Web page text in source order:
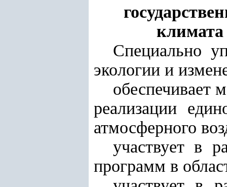
климата
Специально
экологии и
обеспечивает
реализации
атмосферного
участвует в
программ в